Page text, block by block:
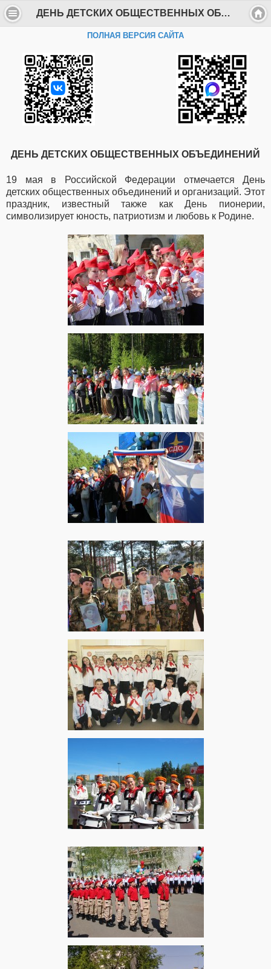
ДЕНЬ ДЕТСКИХ ОБЩЕСТВЕННЫХ ОБЪЕДИНЕНИЙ - Департамент образования Администрации г. Саров
ПОЛНАЯ ВЕРСИЯ САЙТА
ДЕНЬ ДЕТСКИХ ОБЩЕСТВЕННЫХ ОБЪЕДИНЕНИЙ
19 мая в Российской Федерации отмечается День
детских общественных объединений и организаций. Этот
праздник, известный также как День пионерии,
символизирует юность, патриотизм и любовь к Родине.